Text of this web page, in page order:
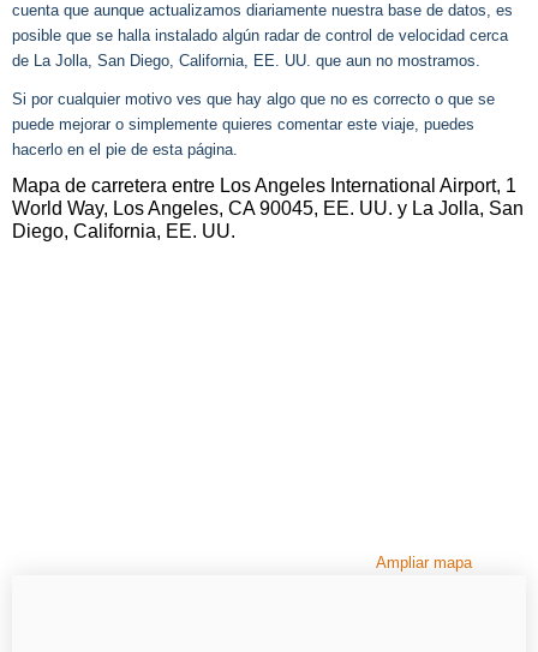
cuenta que aunque actualizamos diariamente nuestra base de datos, es
posible que se halla instalado algún radar de control de velocidad cerca
de La Jolla, San Diego, California, EE. UU. que aun no mostramos.
Si por cualquier motivo ves que hay algo que no es correcto o que se
puede mejorar o simplemente quieres comentar este viaje, puedes
hacerlo en el pie de esta página.
Mapa de carretera entre Los Angeles International Airport, 1
World Way, Los Angeles, CA 90045, EE. UU. y La Jolla, San
Diego, California, EE. UU.
Ampliar mapa